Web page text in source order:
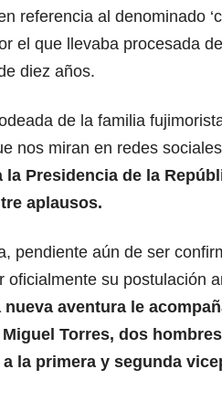
referencia al denominado
el que llevaba procesada
diez años.
de la familia
nos miran en redes
la Presidencia de la
aplausos.
pendiente aún de ser
oficialmente su postulación
nueva aventura le
Torres, dos
la primera y segunda